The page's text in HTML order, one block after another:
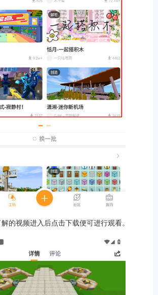
成沙盒模组up主自制赛车竞速策略塔防
街机格斗 模拟经营 音乐游戏 单机游戏
辅助摄影美颜办公商务旅游出行金融理财
的视频进入后点击下载便可进行观看。